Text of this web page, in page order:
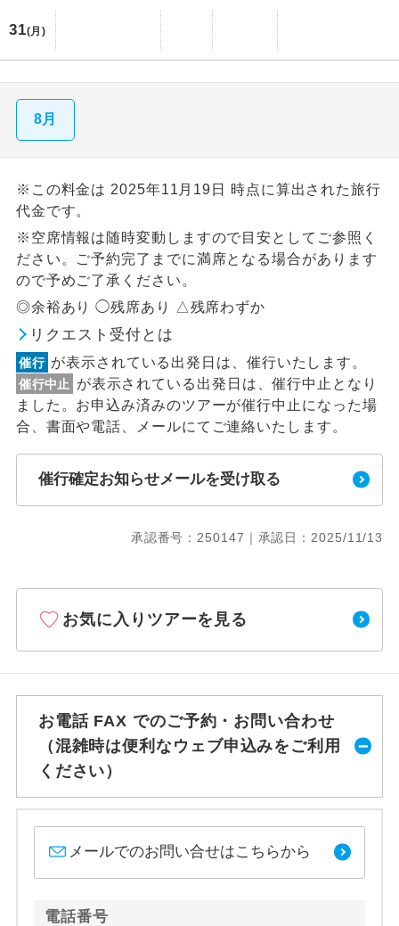
31(月)
8月
※この料金は 2025年11月19日 時点に算出された旅行
代金です。
※空席情報は随時変動しますので目安としてご参照く
ださい。ご予約完了までに満席となる場合があります
ので予めご了承ください。
◎余裕あり ◯残席あり △残席わずか
リクエスト受付とは
催行 が表示されている出発日は、催行いたします。
催行中止
が表示されている出発日は、催行中止となり
ました。お申込み済みのツアーが催行中止になった場
合、書面や電話、メールにてご連絡いたします。
催行確定お知らせメールを受け取る
承認番号：250147｜承認日：2025/11/13
お気に入りツアーを見る
お電話 FAX でのご予約・お問い合わせ
（混雑時は便利なウェブ申込みをご利用
ください）
メールでのお問い合せはこちらから
電話番号